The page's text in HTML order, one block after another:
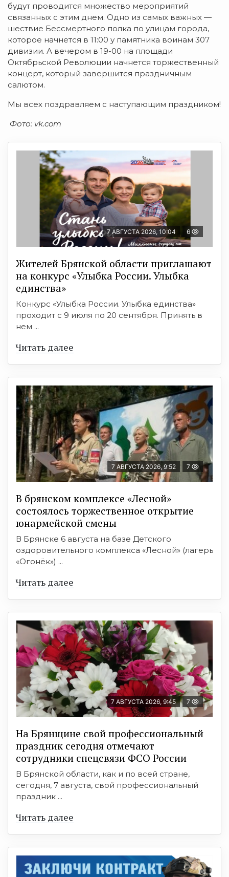
будут проводится множество мероприятий
связанных с этим днем. Одно из самых важных —
шествие Бессмертного полка по улицам города,
которое начнется в 11:00 у памятника воинам 307
дивизии. А вечером в 19-00 на площади
Октябрьской Революции начнется торжественный
концерт, который завершится праздничным
салютом.
Мы всех поздравляем с наступающим праздником!
Фото: vk.com
7 АВГУСТА 2026, 10:04 6
Жителей Брянской области приглашают
на конкурс «Улыбка России. Улыбка
единства»
Конкурс «Улыбка России. Улыбка единства»
проходит с 9 июля по 20 сентября. Принять в
нем ...
Читать далее
7 АВГУСТА 2026, 9:52 7
В брянском комплексе «Лесной»
состоялось торжественное открытие
юнармейской смены
В Брянске 6 августа на базе Детского
оздоровительного комплекса «Лесной» (лагерь
«Огонёк») ...
Читать далее
7 АВГУСТА 2026, 9:45 7
На Брянщине свой профессиональный
праздник сегодня отмечают
сотрудники спецсвязи ФСО России
В Брянской области, как и по всей стране,
сегодня, 7 августа, свой профессиональный
праздник ...
Читать далее